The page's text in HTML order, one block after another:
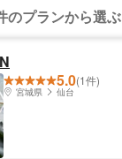
のプランから選ぶ
5.0(1件)
宮城県 仙台